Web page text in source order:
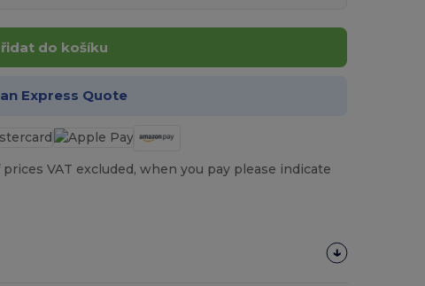
do košíku
Express Quote
VAT excluded, when you pay please indicate